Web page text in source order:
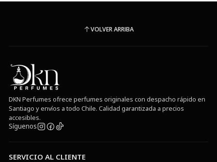
VOLVER ARRIBA
DKN Perfumes ofrece perfumes originales con despacho rápido en
Santiago y envíos a todo Chile. Calidad garantizada a precios
accesibles.
Síguenos
SERVICIO AL CLIENTE